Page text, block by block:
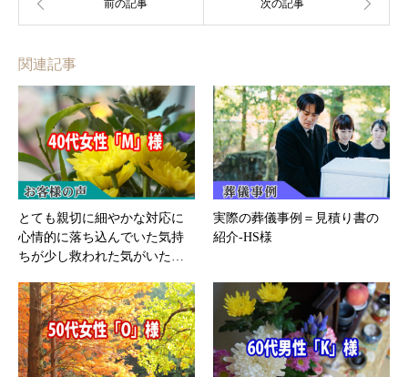
関連記事
とても親切に細やかな対応に
心情的に落ち込んでいた気持
ちが少し救われた気がいた…
実際の葬儀事例＝見積り書の
紹介-HS様